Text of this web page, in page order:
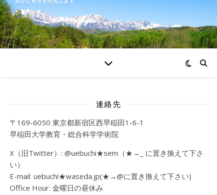
連絡先
〒169-6050 東京都新宿区西早稲田1-6-1
早稲田大学教育・総合科学学術院
X（旧Twitter）: @uebuchi★sem（★→_ に置き換えて下さ
い）
E-mail: uebuchi★waseda.jp(★→@に置き換えて下さい)
Office Hour: 金曜日の昼休み